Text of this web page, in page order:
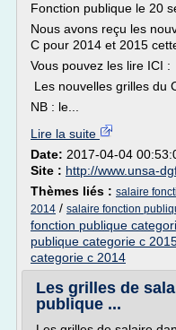
Fonction publique le 20
Nous avons reçu les
C pour 2014 et 2015
Vous pouvez les lire ICI :
Les nouvelles grilles du
NB : le...
Lire la suite
Date: 2017-04-04
Site : http://www.unsa-
Thèmes liés : salaire
2014 / salaire fonction
fonction publique
publique categorie c
categorie c 2014
Les grilles de
publique ...